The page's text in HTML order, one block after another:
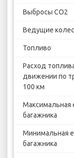
Выбросы CO2
Ведущие
Топливо
Расход
движении по
100 км
Максимальная
багажника
Минимальная
багажника